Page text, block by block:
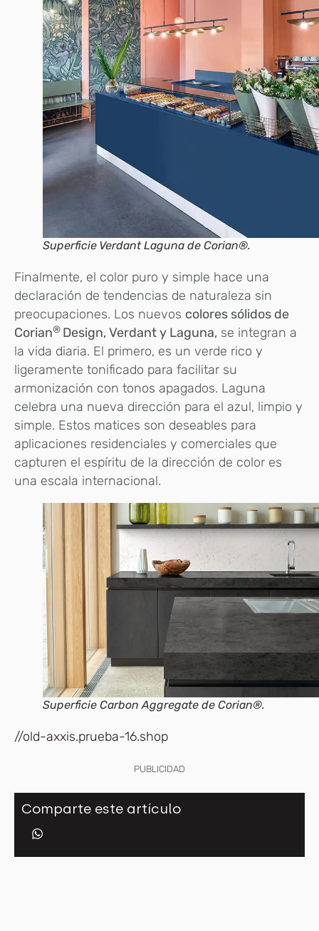
Superficie Verdant Laguna de Corian®.
Finalmente, el color puro y simple hace una
declaración de tendencias de naturaleza sin
preocupaciones. Los nuevos colores sólidos de
Corian® Design, Verdant y Laguna, se integran a
la vida diaria. El primero, es un verde rico y
ligeramente tonificado para facilitar su
armonización con tonos apagados. Laguna
celebra una nueva dirección para el azul, limpio y
simple. Estos matices son deseables para
aplicaciones residenciales y comerciales que
capturen el espíritu de la dirección de color es
una escala internacional.
Superficie Carbon Aggregate de Corian®.
//old-axxis.prueba-16.shop
PUBLICIDAD
Comparte este artículo